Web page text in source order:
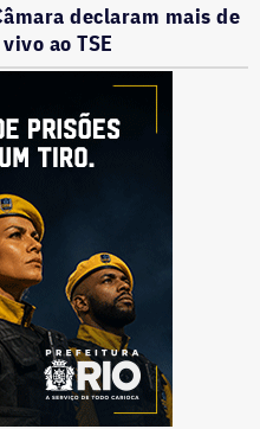
declaram mais de
ao TSE